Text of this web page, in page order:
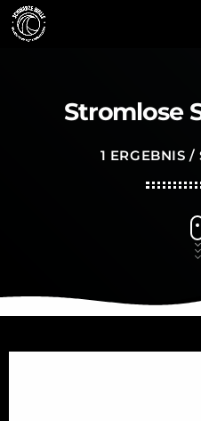
Stromlose
1 ERGEBNIS /